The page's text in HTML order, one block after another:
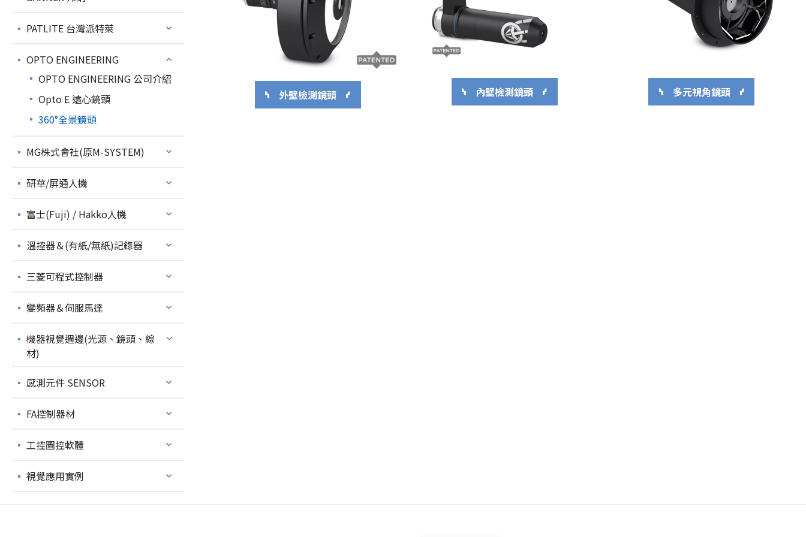
PATLITE 台灣派特萊
OPTO ENGINEERING
OPTO ENGINEERING 公司介紹
Opto E 遠心鏡頭
360°全景鏡頭
MG株式會社(原M-SYSTEM)
研華/屏通人機
富士(Fuji) / Hakko人機
溫控器＆(有紙/無紙)記錄器
三菱可程式控制器
變頻器＆伺服馬達
機器視覺週邊(光源、鏡頭、線
材)
感測元件 SENSOR
FA控制器材
工控圖控軟體
視覺應用實例
外壁檢測鏡頭 內壁檢測鏡頭 多元視角鏡頭